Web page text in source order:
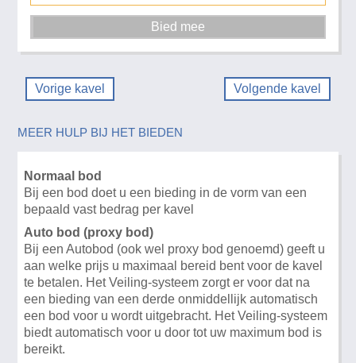
Vorige kavel Volgende kavel
MEER HULP BIJ HET BIEDEN
Normaal bod
Bij een bod doet u een bieding in de vorm van een
bepaald vast bedrag per kavel
Auto bod (proxy bod)
Bij een Autobod (ook wel proxy bod genoemd) geeft u
aan welke prijs u maximaal bereid bent voor de kavel
te betalen. Het Veiling-systeem zorgt er voor dat na
een bieding van een derde onmiddellijk automatisch
een bod voor u wordt uitgebracht. Het Veiling-systeem
biedt automatisch voor u door tot uw maximum bod is
bereikt.